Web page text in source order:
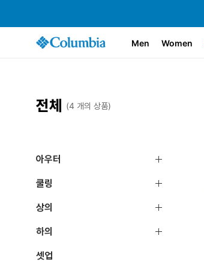
Men Women
전체 (4 개의 상품)
아우터
쿨링
상의
하의
셋업